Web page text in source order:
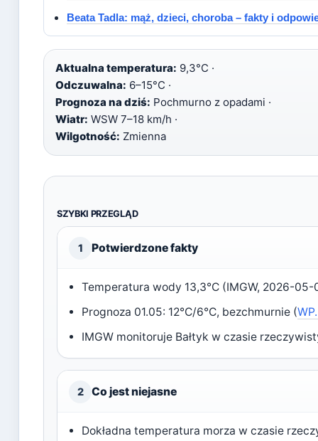
Beata Tadla: mąż, dzieci, choroba – fakty i
Aktualna temperatura: 9,3°C ·
Odczuwalna: 6–15°C ·
Prognoza na dziś: Pochmurno z opadami ·
Wiatr: WSW 7–18 km/h ·
Wilgotność: Zmienna
SZYBKI PRZEGLĄD
1 Potwierdzone fakty
Temperatura wody 13,3°C (IMGW, 2026-05-
Prognoza 01.05: 12°C/6°C, bezchmurnie (
IMGW monitoruje Bałtyk w czasie
2 Co jest niejasne
Dokładna temperatura morza w czasie